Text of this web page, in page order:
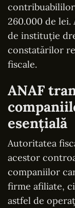
260.000 de
de instituție
constatărilor
fiscale.
ANAF
esențială
Autoritatea
acestor
companiilor
firme afiliate,
astfel de